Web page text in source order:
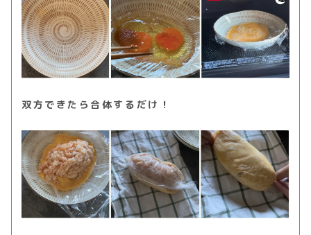
双方できたら合体するだけ！